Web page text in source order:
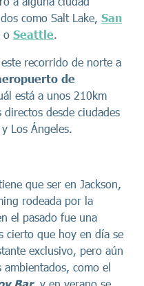
como Salt Lake, San
o Seattle.
recorrido de norte a
de
está a unos 210km
desde ciudades
Los Ángeles.
que ser en Jackson,
rodeada por la
el pasado fue una
cierto que hoy en día se
exclusivo, pero aún
ambientados, como el